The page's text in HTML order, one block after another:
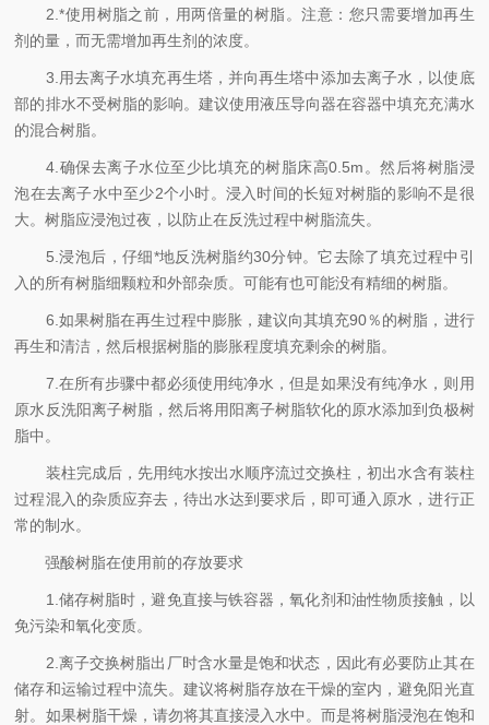
2.*使用树脂之前，用两倍量的树脂。注意：您只需要增加再生
剂的量，而无需增加再生剂的浓度。
3.用去离子水填充再生塔，并向再生塔中添加去离子水，以使底
部的排水不受树脂的影响。建议使用液压导向器在容器中填充充满水
的混合树脂。
4.确保去离子水位至少比填充的树脂床高0.5m。然后将树脂浸
泡在去离子水中至少2个小时。浸入时间的长短对树脂的影响不是很
大。树脂应浸泡过夜，以防止在反洗过程中树脂流失。
5.浸泡后，仔细*地反洗树脂约30分钟。它去除了填充过程中引
入的所有树脂细颗粒和外部杂质。可能有也可能没有精细的树脂。
6.如果树脂在再生过程中膨胀，建议向其填充90％的树脂，进行
再生和清洁，然后根据树脂的膨胀程度填充剩余的树脂。
7.在所有步骤中都必须使用纯净水，但是如果没有纯净水，则用
原水反洗阳离子树脂，然后将用阳离子树脂软化的原水添加到负极树
脂中。
装柱完成后，先用纯水按出水顺序流过交换柱，初出水含有装柱
过程混入的杂质应弃去，待出水达到要求后，即可通入原水，进行正
常的制水。
强酸树脂在使用前的存放要求
1.储存树脂时，避免直接与铁容器，氧化剂和油性物质接触，以
免污染和氧化变质。
2.离子交换树脂出厂时含水量是饱和状态，因此有必要防止其在
储存和运输过程中流失。建议将树脂存放在干燥的室内，避免阳光直
射。如果树脂干燥，请勿将其直接浸入水中。而是将树脂浸泡在饱和